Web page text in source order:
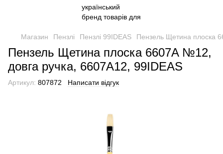
Магазин Пензлі Пензлі 99IDEAS Пензель Щетина плоска
Пензель Щетина плоска 6607A №12,
довга ручка, 6607A12, 99IDEAS
Артикул: 807872 Написати відгук